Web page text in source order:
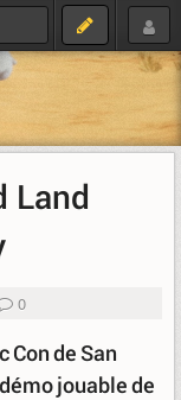
Land
0
Con de San
jouable de